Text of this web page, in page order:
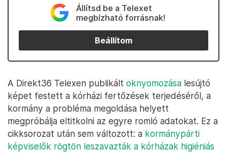
Állítsd be a Telexet
megbízható forrásnak!
Beállítom
A Direkt36 Telexen publikált oknyomozása lesújtó
képet festett a kórházi fertőzések terjedéséről, a
kormány a probléma megoldása helyett
megpróbálja eltitkolni az egyre romló adatokat. Ez a
cikksorozat után sem változott: a kormánypárti
képviselők rögtön leszavazták a kórházak higiéniás